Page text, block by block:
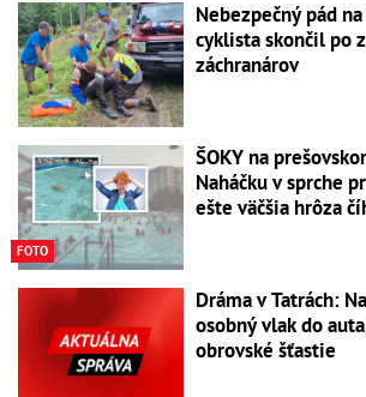
Nebezpečný pád
cyklista skončil po
záchranárov
FOTO
ŠOKY na
Naháčku v sprche
ešte väčšia hrôza
Dráma v Tatrách:
osobný vlak do
obrovské šťastie